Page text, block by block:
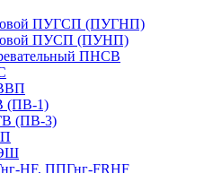
ПУГСП (ПУГНП)
ПУСП (ПУНП)
ПНСВ
(ПВ-1)
(ПВ-3)
HF, ППГнг-FRHF